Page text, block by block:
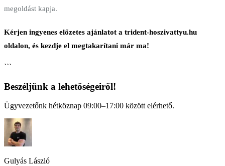
megoldást kapja.
Kérjen ingyenes előzetes ajánlatot a trident-hoszivattyu.hu
oldalon, és kezdje el megtakarítani már ma!
```
Beszéljünk a lehetőségeiről!
Ügyvezetőnk hétköznap 09:00–17:00 között elérhető.
Gulyás László